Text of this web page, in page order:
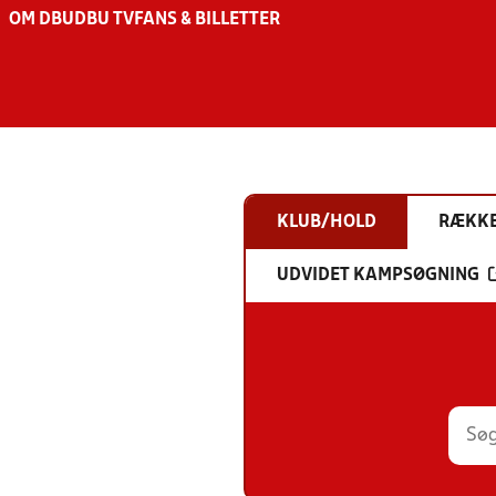
OM DBU DBU TV FANS & BILLETTER
KLUB/HOLD
UDVIDET KAMPSØGNING